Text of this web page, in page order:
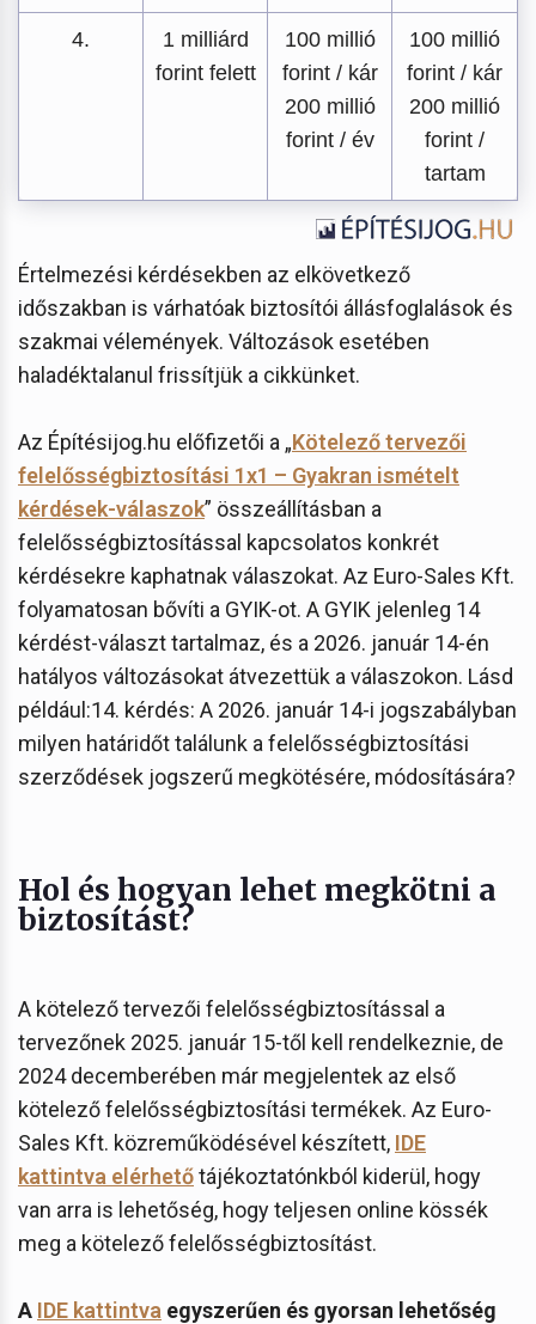
4.
1 milliárd
forint felett
100 millió
forint / kár
200 millió
forint / év
100 millió
forint / kár
200 millió
forint /
tartam
Értelmezési kérdésekben az elkövetkező
időszakban is várhatóak biztosítói állásfoglalások és
szakmai vélemények. Változások esetében
haladéktalanul frissítjük a cikkünket.
Az Építésijog.hu előfizetői a „Kötelező tervezői
felelősségbiztosítási 1x1 – Gyakran ismételt
kérdések-válaszok” összeállításban a
felelősségbiztosítással kapcsolatos konkrét
kérdésekre kaphatnak válaszokat. Az Euro-Sales Kft.
folyamatosan bővíti a GYIK-ot. A GYIK jelenleg 14
kérdést-választ tartalmaz, és a 2026. január 14-én
hatályos változásokat átvezettük a válaszokon. Lásd
például:14. kérdés: A 2026. január 14-i jogszabályban
milyen határidőt találunk a felelősségbiztosítási
szerződések jogszerű megkötésére, módosítására?
Hol és hogyan lehet megkötni a
biztosítást?
A kötelező tervezői felelősségbiztosítással a
tervezőnek 2025. január 15-től kell rendelkeznie, de
2024 decemberében már megjelentek az első
kötelező felelősségbiztosítási termékek. Az Euro-
Sales Kft. közreműködésével készített, IDE
kattintva elérhetőtájékoztatónkból kiderül, hogy
van arra is lehetőség, hogy teljesen online kössék
meg a kötelező felelősségbiztosítást.
A IDE kattintva egyszerűen és gyorsan lehetőség